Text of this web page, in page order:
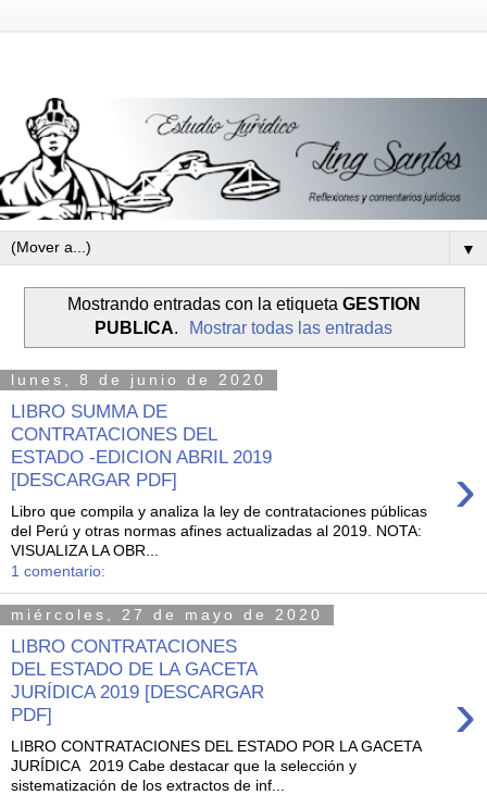
▼
Mostrando entradas con la etiqueta GESTION
PUBLICA. Mostrar todas las entradas
lunes, 8 de junio de 2020
LIBRO SUMMA DE
CONTRATACIONES DEL
ESTADO -EDICION ABRIL 2019
[DESCARGAR PDF]
›
Libro que compila y analiza la ley de contrataciones públicas
del Perú y otras normas afines actualizadas al 2019. NOTA:
VISUALIZA LA OBR...
1 comentario:
miércoles, 27 de mayo de 2020
LIBRO CONTRATACIONES
DEL ESTADO DE LA GACETA
JURÍDICA 2019 [DESCARGAR
PDF]
›
LIBRO CONTRATACIONES DEL ESTADO POR LA GACETA
JURÍDICA 2019 Cabe destacar que la selección y
sistematización de los extractos de inf...